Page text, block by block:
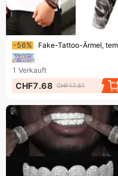
Endet bald!
-56%
1 Verkauft
CHF7.68 CHF17.61